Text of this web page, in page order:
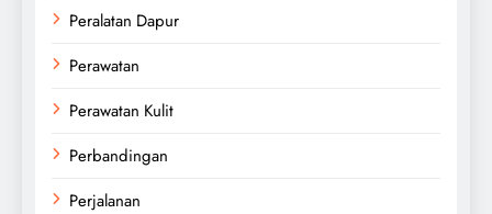
Peralatan Dapur
Perawatan
Perawatan Kulit
Perbandingan
Perjalanan